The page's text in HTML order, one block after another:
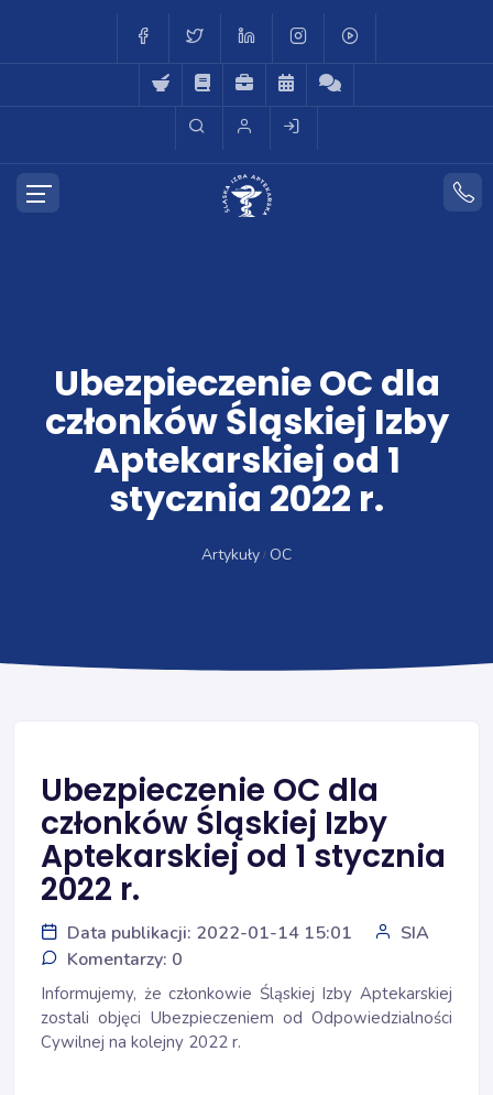
Ubezpieczenie OC dla
członków Śląskiej Izby
Aptekarskiej od 1
stycznia 2022 r.
Artykuły OC
Ubezpieczenie OC dla
członków Śląskiej Izby
Aptekarskiej od 1 stycznia
2022 r.
Data publikacji: 2022-01-14 15:01
SIA
Komentarzy: 0
Informujemy, że członkowie Śląskiej Izby Aptekarskiej
zostali objęci Ubezpieczeniem od Odpowiedzialności
Cywilnej na kolejny 2022 r.